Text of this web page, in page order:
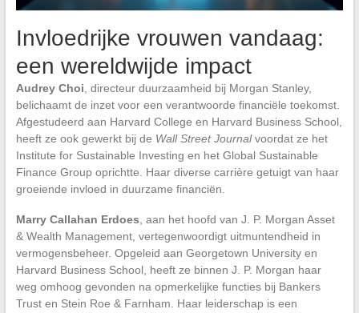
Invloedrijke vrouwen vandaag:
een wereldwijde impact
Audrey Choi , directeur duurzaamheid bij Morgan Stanley,
belichaamt de inzet voor een verantwoorde financiële toekomst.
Afgestudeerd aan Harvard College en Harvard Business School,
heeft ze ook gewerkt bij de Wall Street Journalvoordat ze het
Institute for Sustainable Investing en het Global Sustainable
Finance Group oprichtte. Haar diverse carrière getuigt van haar
groeiende invloed in duurzame financiën.
Marry Callahan Erdoes , aan het hoofd van J. P. Morgan Asset
& Wealth Management, vertegenwoordigt uitmuntendheid in
vermogensbeheer. Opgeleid aan Georgetown University en
Harvard Business School, heeft ze binnen J. P. Morgan haar
weg omhoog gevonden na opmerkelijke functies bij Bankers
Trust en Stein Roe & Farnham. Haar leiderschap is een